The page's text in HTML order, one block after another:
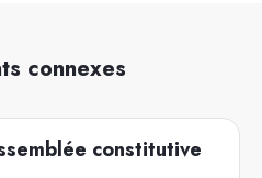
connexes
constitutive